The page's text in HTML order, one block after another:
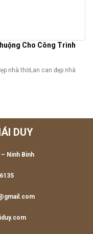
Cho Công Trình
nhà thờLan can đẹp nhà
DUY
– Ninh Bình